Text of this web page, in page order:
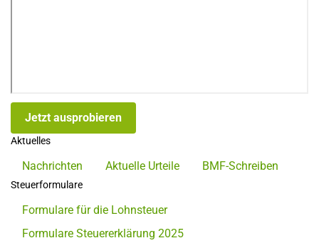
Jetzt ausprobieren
Aktuelles
Nachrichten Aktuelle Urteile BMF-Schreiben
Steuerformulare
Formulare für die Lohnsteuer
Formulare Steuererklärung 2025